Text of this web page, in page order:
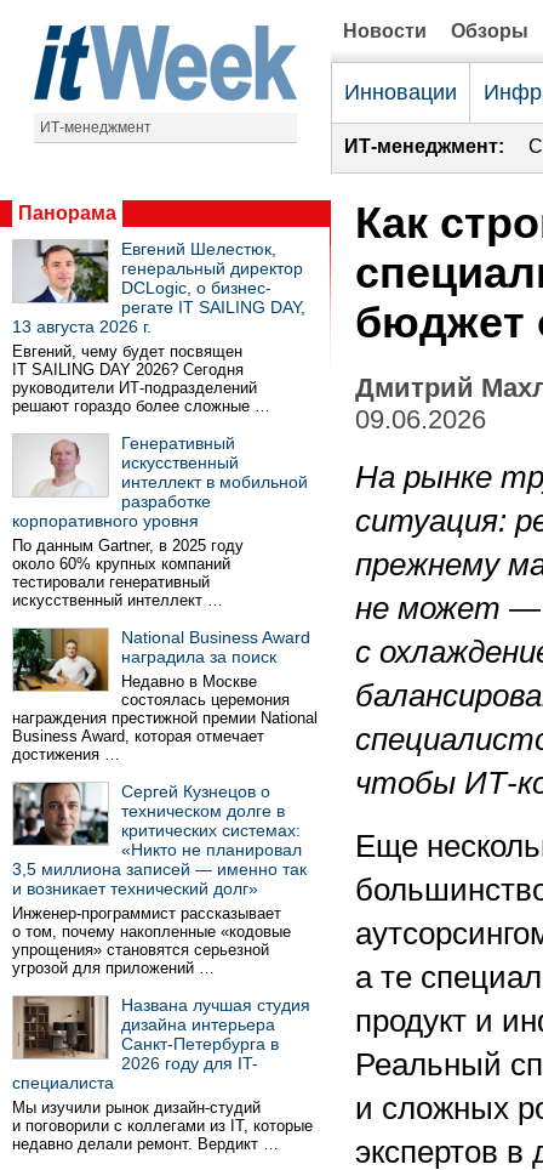
ИТ-менеджмент
Новости Обзоры
Инновации
ИТ-менеджмент:
Панорама
Евгений Шелестюк,
генеральный директор
DCLogic, о бизнес-
регате IT SAILING DAY,
13 августа 2026 г.
Евгений, чему будет посвящен
IT SAILING DAY 2026? Сегодня
руководители ИТ-подразделений
решают гораздо более сложные …
Генеративный
искусственный
интеллект в мобильной
разработке
корпоративного уровня
По данным Gartner, в 2025 году
около 60% крупных компаний
тестировали генеративный
искусственный интеллект …
National Business Award
наградила за поиск
Недавно в Москве
состоялась церемония
награждения престижной премии National
Business Award, которая отмечает
достижения …
Сергей Кузнецов о
техническом долге в
критических системах:
«Никто не планировал
3,5 миллиона записей — именно так
и возникает технический долг»
Инженер-программист рассказывает
о том, почему накопленные «кодовые
упрощения» становятся серьезной
угрозой для приложений …
Названа лучшая студия
дизайна интерьера
Санкт-Петербурга в
2026 году для IT-
специалиста
Мы изучили рынок дизайн-студий
и поговорили с коллегами из IT, которые
недавно делали ремонт. Вердикт …
Как
бюджет
Дмитрий
09.06.2026
На рынке
ситуация:
прежнему
не может —
с
чтобы ИТ-
Еще
а те
продукт и
Реальный
и сложных
экспертов в